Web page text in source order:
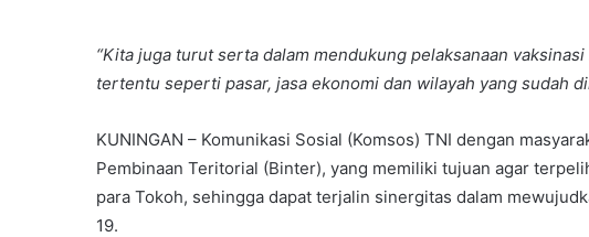
“Kita juga turut serta dalam mendukung pelaksanaan
tertentu seperti pasar, jasa ekonomi dan wilayah yang sudah
KUNINGAN – Komunikasi Sosial (Komsos) TNI dengan
Pembinaan Teritorial (Binter), yang memiliki tujuan agar
para Tokoh, sehingga dapat terjalin sinergitas dalam
19.